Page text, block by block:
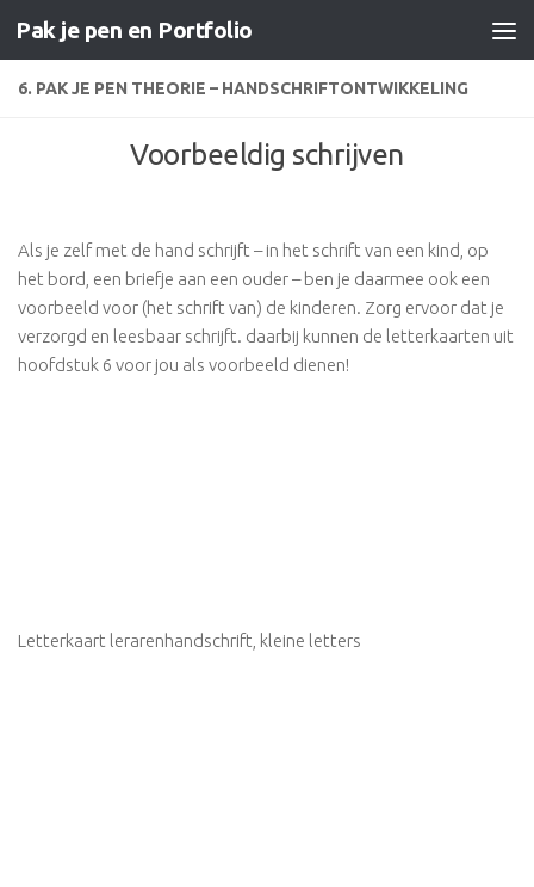
Doorgaan naar inhoud
Pak je pen en Portfolio
6. PAK JE PEN THEORIE – HANDSCHRIFTONTWIKKELING
Voorbeeldig schrijven
Als je zelf met de hand schrijft – in het schrift van een kind, op
het bord, een briefje aan een ouder – ben je daarmee ook een
voorbeeld voor (het schrift van) de kinderen. Zorg ervoor dat je
verzorgd en leesbaar schrijft. daarbij kunnen de letterkaarten uit
hoofdstuk 6 voor jou als voorbeeld dienen!
Letterkaart lerarenhandschrift, kleine letters